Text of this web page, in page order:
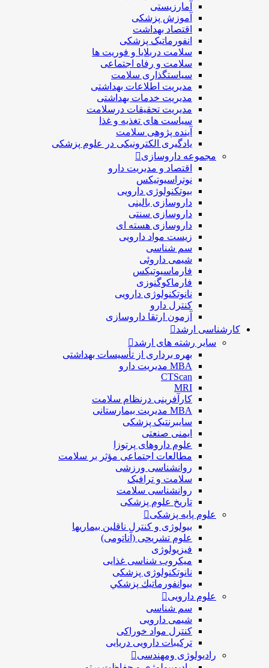
آمارزیستی
آموزش پزشکی
اقتصاد بهداشت
انفورماتیک پزشکی
سلامت دربلايا و فوريت ها
سلامت و رفاه اجتماعی
سیاستگذاری سلامت
مدیریت اطلاعات بهداشتی
مدیریت خدمات بهداشتی
مدیریت تحقیقات درسلامت
سیاست های تغذیه و غذا
آینده پژوهی سلامت
یادگیری الکترونیکی در علوم پزشکی
مجموعه داروسازی
اقتصاد و مديريت دارو
نوتراسیوتیکس
بيوتكنولوژی دارویی
داروسازی بالينی
داروسازی سنتی
داروسازی هسته ای
زیست مواد دارویی
سم شناسی
شيمی داروئی
فارماسيوتيكس
فارماكوگنوزی
نانوتکنولوژی دارویی
كنترل دارو
آزمون ارتقا داروسازی
کارشناسی ارشد
سایر رشته های ارشد
بهره برداری از تأسیسات بهداشتی
MBA مدیریت دارو
CTScan
MRI
کارآفرینی درنظام سلامت
MBA مدیریت بیمارستانی
سایبرنتیک پزشکی
ایمنی صنعتی
علوم داروهای پرتوزا
مطالعات اجتماعی مؤثر بر سلامت
روانشناسی ورزشی
سلامت و ترافیک
روانشناسی سلامت
تاریخ علوم پزشکی
علوم پایه پزشکی
بیولوژی و کنترل ناقلین بیماریها
علوم تشریحی (آناتومی)
فیزیولوژی
ميكروب شناسی غذایی
نانوتکنولوژی پزشکی
بيوانفورماتيك پزشكي
علوم دارویی
سم شناسی
شیمی دارویی
کنترل مواد خوراکی
ترکیبات دارویی دریایی
رادیولوژی ومهندسی